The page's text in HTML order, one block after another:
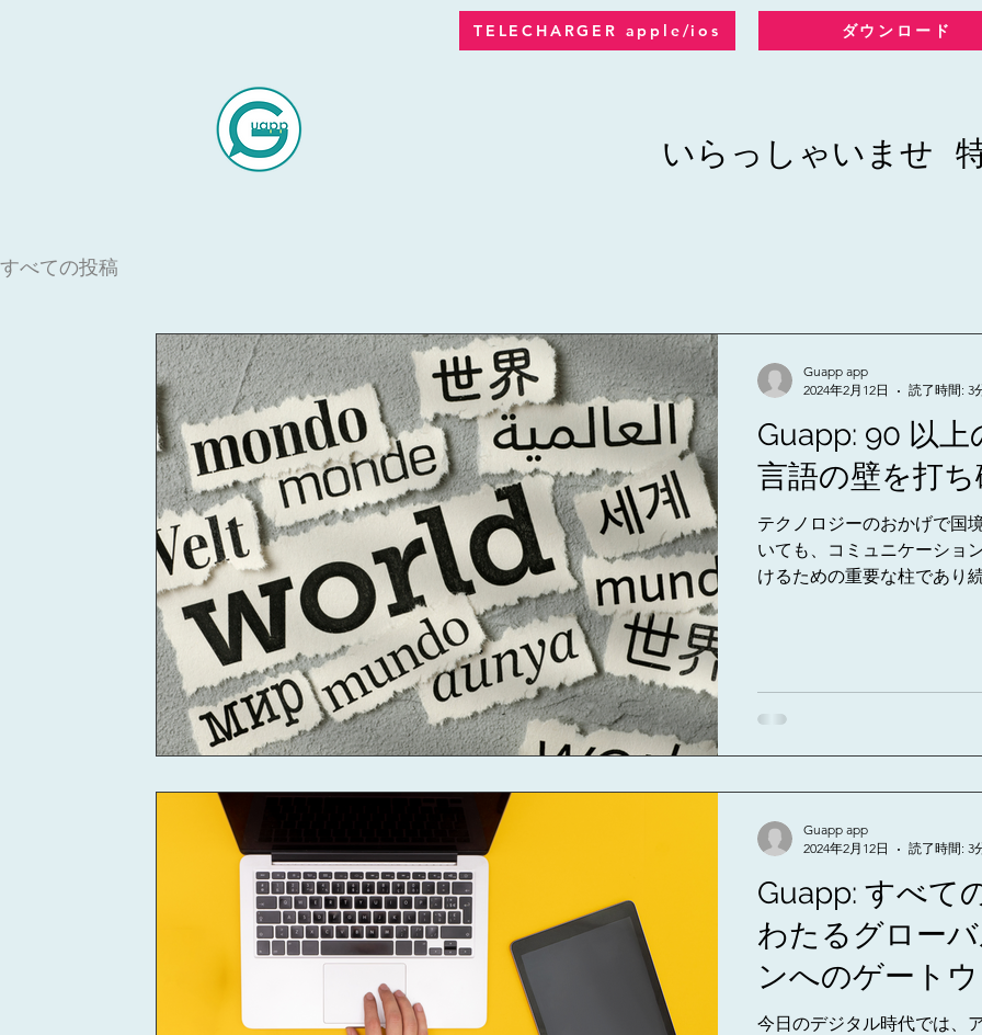
ダウンロード
TELECHARGER apple/ios
いらっしゃいませ
すべての投稿
Guapp: 90 以
言語の壁を打ち
テクノロジーのおかげで国
いても、コミュニケーショ
けるための重要な柱であり
Guapp app
2024年2月12日
読了時間: 3
Guapp: すべて
わたるグロー
ンへのゲートウ
今日のデジタル時代では、
Guapp app
2024年2月12日
読了時間: 3